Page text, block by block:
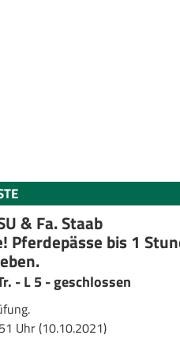
& Fa. Staab
Pferdepässe bis 1
- L 5 - geschlossen
Uhr (10.10.2021)